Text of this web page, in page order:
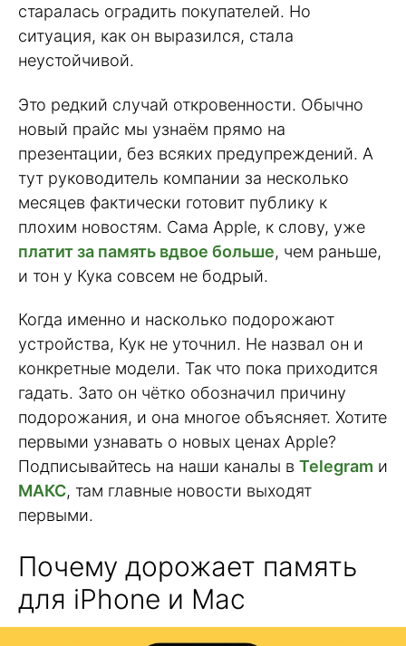
старалась оградить покупателей. Но
ситуация, как он выразился, стала
неустойчивой.
Это редкий случай откровенности. Обычно
новый прайс мы узнаём прямо на
презентации, без всяких предупреждений. А
тут руководитель компании за несколько
месяцев фактически готовит публику к
плохим новостям. Сама Apple, к слову, уже
платит за память вдвое больше, чем раньше,
и тон у Кука совсем не бодрый.
Когда именно и насколько подорожают
устройства, Кук не уточнил. Не назвал он и
конкретные модели. Так что пока приходится
гадать. Зато он чётко обозначил причину
подорожания, и она многое объясняет. Хотите
первыми узнавать о новых ценах Apple?
Подписывайтесь на наши каналы в Telegram и
МАКС, там главные новости выходят
первыми.
Почему дорожает память
для iPhone и Mac